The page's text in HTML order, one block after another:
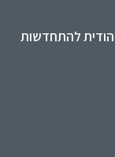
להתחדשות